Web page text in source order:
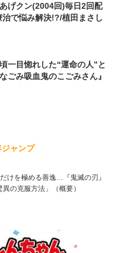
げクン(2004回)毎日2回配
で悩み解決!?/植田まさし
一目惚れした“運命の人”と
ごみ吸血鬼のこごみさん』
ャンプ
けを極める善逸…『鬼滅の刃』
の克服方法」（概要）